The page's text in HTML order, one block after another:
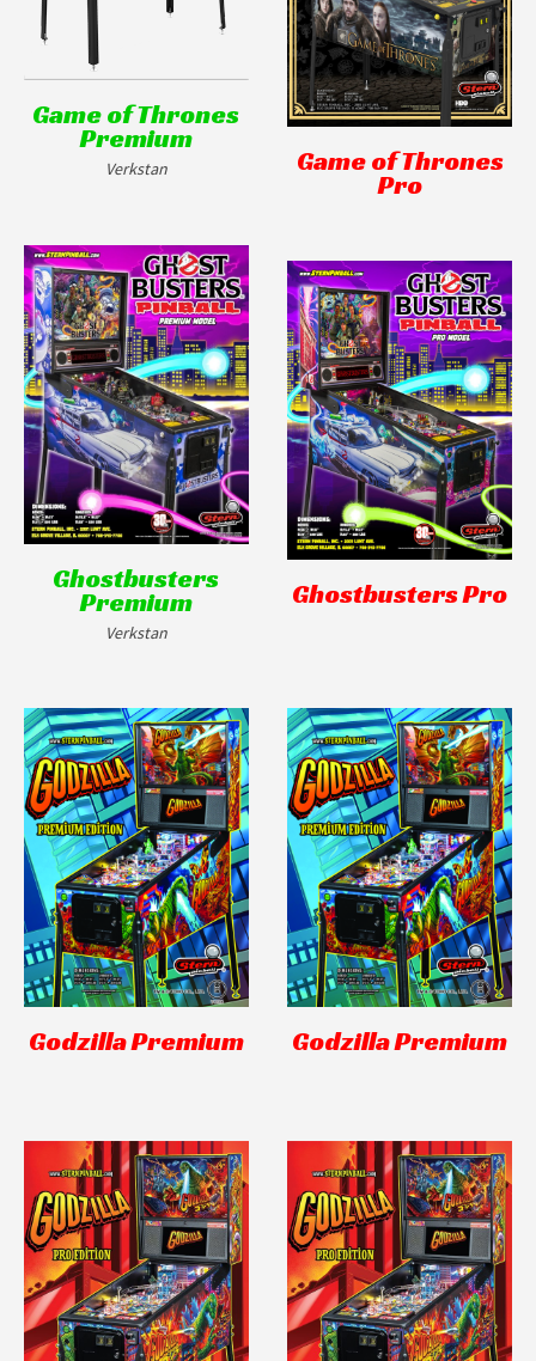
Game of Thrones
Premium
Verkstan Game of Thrones
Pro
Ghostbusters
Premium
Verkstan
Ghostbusters Pro
Godzilla Premium Godzilla Premium